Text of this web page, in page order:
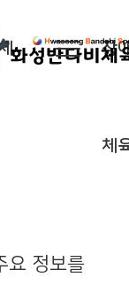
장
체
요 정보를